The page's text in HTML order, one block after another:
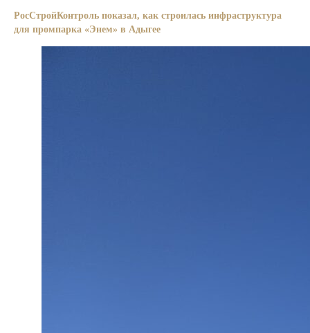
РосСтройКонтроль показал, как строилась инфраструктура
для промпарка «Энем» в Адыгее